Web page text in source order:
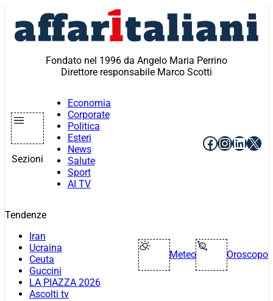
contenuto
Fondato nel 1996 da Angelo Maria Perrino
Direttore responsabile Marco Scotti
Sezioni
Economia
Corporate
Politica
Esteri
News
Salute
Sport
AI TV
Facebook
X
Tendenze
Iran
Ucraina
Ceuta
Guccini
LA PIAZZA 2026
Ascolti tv
Meteo Oroscopo